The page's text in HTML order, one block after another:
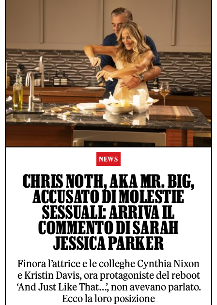
NEWS
CHRIS NOTH, AKA MR. BIG,
ACCUSATO DI MOLESTIE
SESSUALI: ARRIVA IL
COMMENTO DI SARAH
JESSICA PARKER
Finora l’attrice e le colleghe Cynthia Nixon
e Kristin Davis, ora protagoniste del reboot
‘And Just Like That…’, non avevano parlato.
Ecco la loro posizione